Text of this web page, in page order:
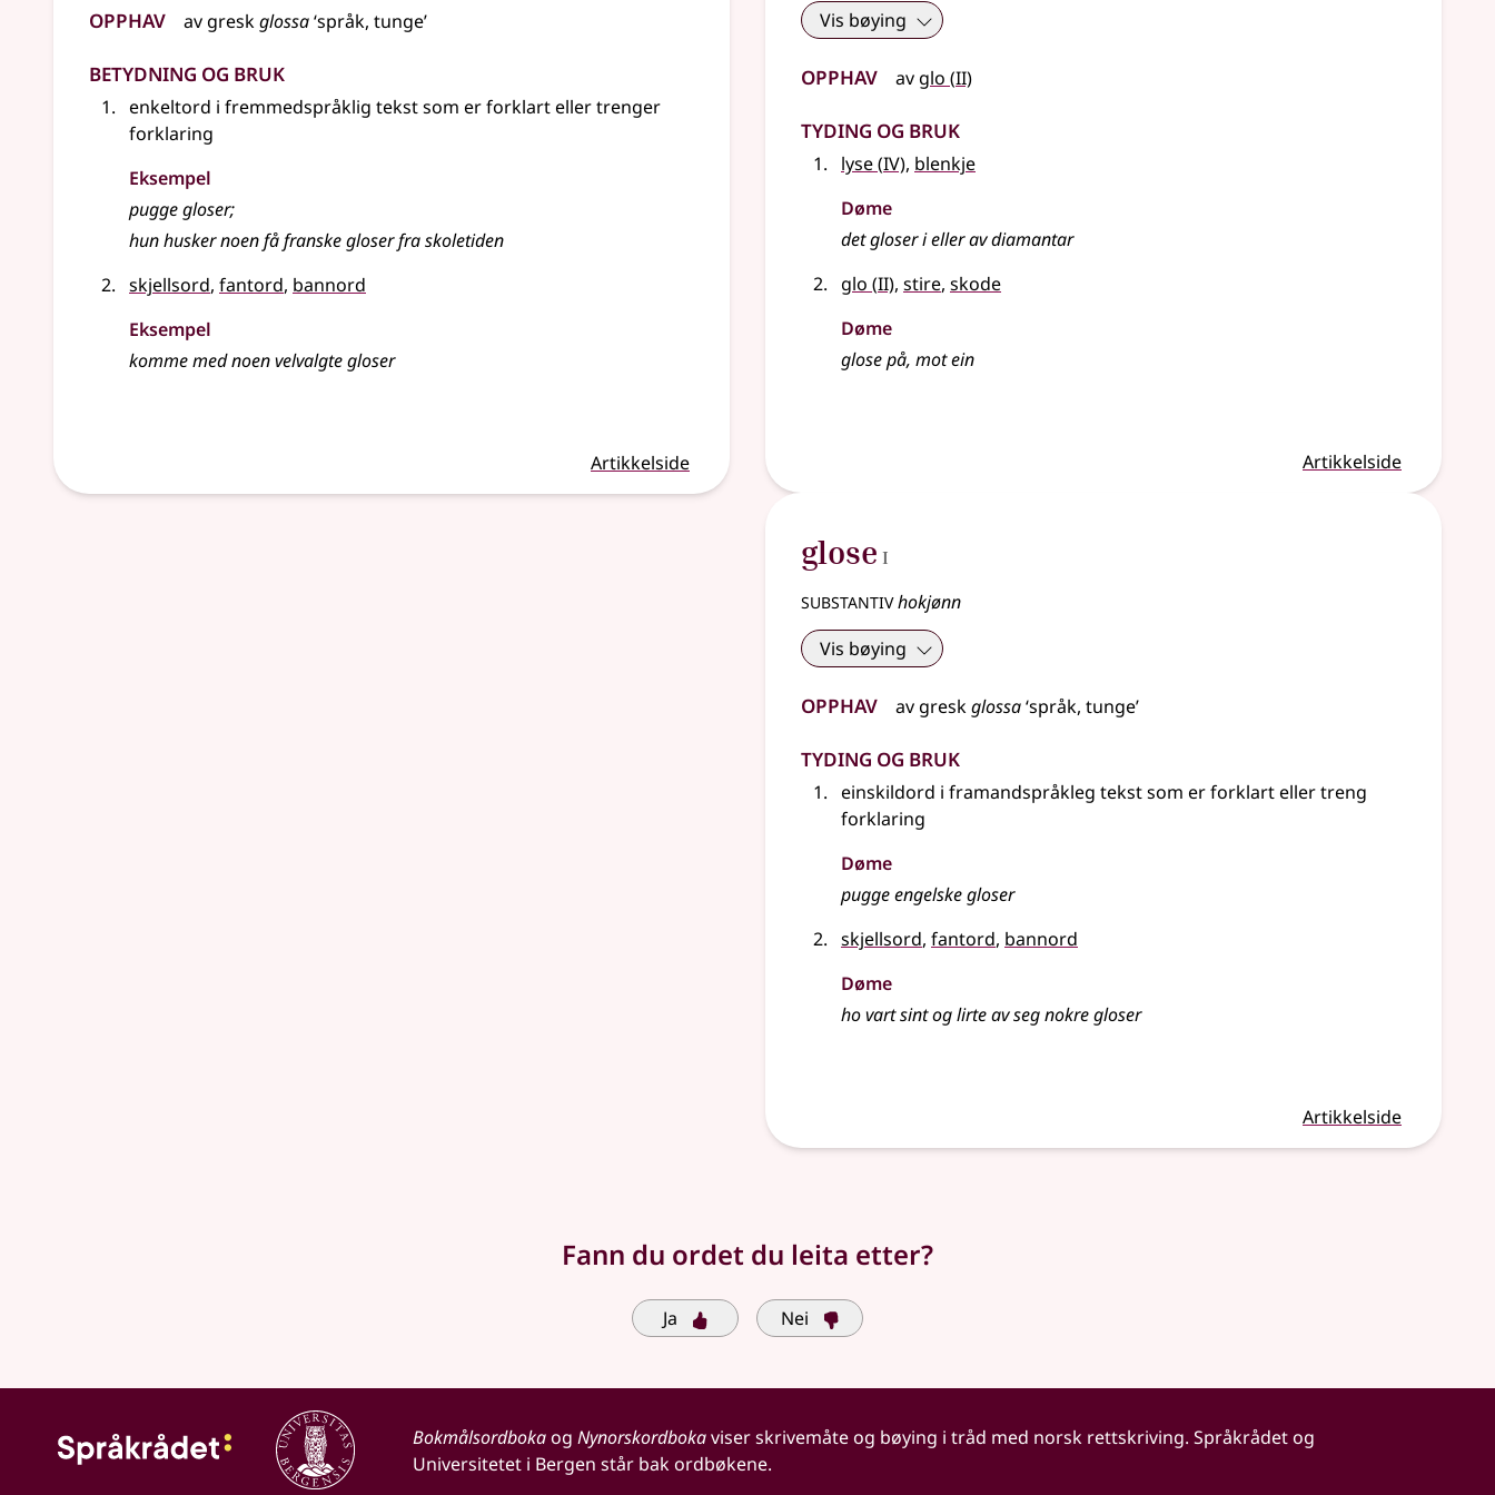
Opphav av greskglossa‘språk, tunge’
Betydning og bruk
enkeltord i fremmedspråklig tekst som er forklart eller trenger
forklaring
Eksempel
pugge gloser;
hun husker noen få franske gloser fra skoletiden
skjellsord, fantord, bannord
Eksempel
komme med noen velvalgtegloser
Artikkelside
Vis bøying
Opphav av glo (2
II)
Tyding og bruk
lyse(4
IV), blenkje
Døme
det gloser i eller av diamantar
glo (2
II), stire, skode
Døme
glose på, mot ein
Artikkelside
glose I
substantivhokjønn
Vis bøying
Opphav av greskglossa‘språk, tunge’
Tyding og bruk
einskildord i framandspråkleg tekst som er forklartellertreng
forklaring
Døme
pugge engelske gloser
skjellsord, fantord, bannord
Døme
ho vart sint og lirte av seg nokre gloser
Artikkelside
Fann du ordet du leita etter?
Ja Nei
Bokmålsordbokaog Nynorskordbokaviser skrivemåte og bøying i tråd med norsk rettskriving. Språkrådet og
Universitetet i Bergen står bak ordbøkene.